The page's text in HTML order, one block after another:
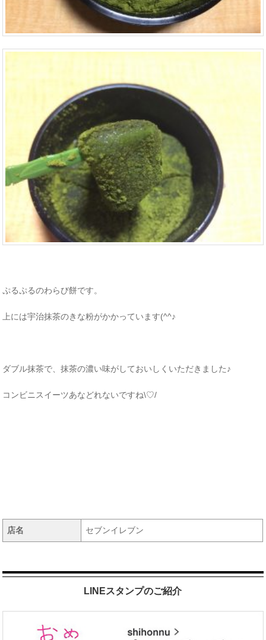
ぷるぷるのわらび餅です。
上には宇治抹茶のきな粉がかかっています(^^♪
ダブル抹茶で、抹茶の濃い味がしておいしくいただきました♪
コンビニスイーツあなどれないですね\♡/
店名 セブンイレブン
LINEスタンプのご紹介